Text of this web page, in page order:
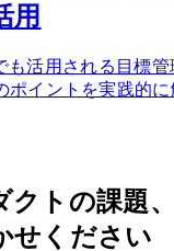
用
も活用される目標
イントを実践的に
トの課題、
せください